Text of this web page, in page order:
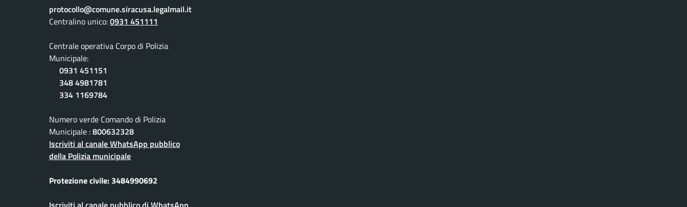
protocollo@comune.siracusa.legalmail.it
Centralino unico:0931 451111
Centrale operativa Corpo di Polizia
Municipale:
0931 451151
348 4981781
334 1169784
Numero verde Comando di Polizia
Municipale :800632328
Iscriviti al canale WhatsApp pubblico
della Polizia municipale
Protezione civile: 3484990692